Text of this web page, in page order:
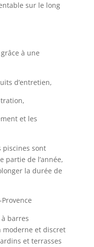
sur le long
à une
d’entretien,
et les
piscines sont
partie de l’année,
la durée de
barres
et discret
et terrasses